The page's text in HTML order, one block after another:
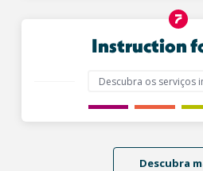
Instruction
Descubra os serviços
Descubra